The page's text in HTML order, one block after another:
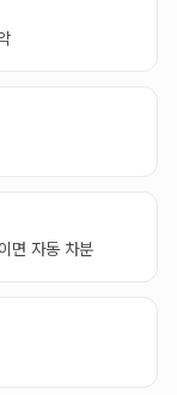
면 자동 차분